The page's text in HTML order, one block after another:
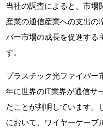
当社の調査によると、市
産業の通信産業への支出の
バー市場の成長を促進する
す。
プラスチック光ファイバ
年に世界のIT業界が通信サ
たことが判明しています。
において、ワイヤーケーブ